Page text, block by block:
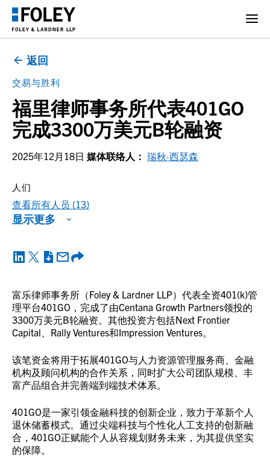
返回
交易与胜利
福里律师事务所代表401GO
完成3300万美元B轮融资
2025年12月18日 媒体联络人： 瑞秋·西瑟森
富乐律师事务所（Foley & Lardner LLP）代表全资401(k)管
理平台401GO，完成了由Centana Growth Partners领投的
3300万美元B轮融资。其他投资方包括Next Frontier
Capital、Rally Ventures和Impression Ventures。
该笔资金将用于拓展401GO与人力资源管理服务商、金融
机构及顾问机构的合作关系，同时扩大公司团队规模、丰
富产品组合并完善端到端技术体系。
401GO是一家引领金融科技的创新企业，致力于革新个人
退休储蓄模式。通过尖端科技与个性化人工支持的创新融
合，401GO正赋能个人从容规划财务未来，为其提供坚实
的保障。
人们
查看所有人员 (13)
显示更多